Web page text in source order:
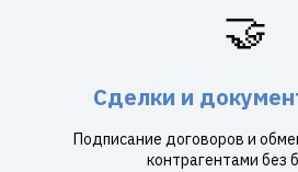
🤝
Сделки и
Подписание договоров и
контрагентами без